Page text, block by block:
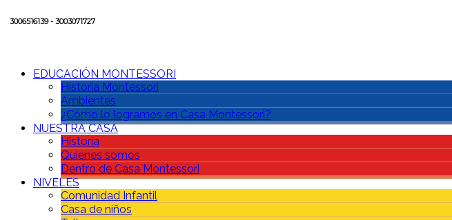
3006516139 - 3003071727
EDUCACIÓN MONTESSORI
Historia Montessori
Ambientes
¿Cómo lo logramos en Casa Montessori?
NUESTRA CASA
Historia
Quienes somos
Dentro de Casa Montessori
NIVELES
Comunidad Infantil
Casa de niños